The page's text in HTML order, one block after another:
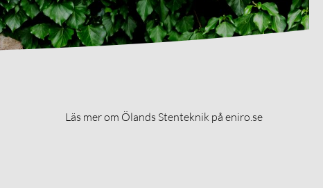
Läs mer om Ölands Stenteknik på eniro.se